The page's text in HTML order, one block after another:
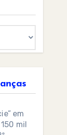
em
mil